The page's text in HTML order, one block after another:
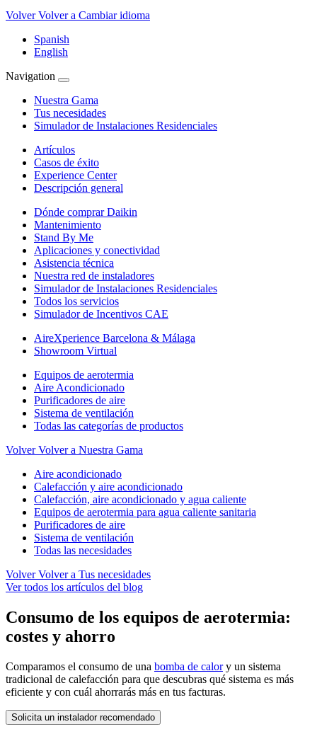
Volver Volver a Cambiar idioma
Spanish
English
Navigation
Nuestra Gama
Tus necesidades
Simulador de Instalaciones Residenciales
Artículos
Casos de éxito
Experience Center
Descripción general
Dónde comprar Daikin
Mantenimiento
Stand By Me
Aplicaciones y conectividad
Asistencia técnica
Nuestra red de instaladores
Simulador de Instalaciones Residenciales
Todos los servicios
Simulador de Incentivos CAE
AireXperience Barcelona & Málaga
Showroom Virtual
Equipos de aerotermia
Aire Acondicionado
Purificadores de aire
Sistema de ventilación
Todas las categorías de productos
Volver Volver a Nuestra Gama
Aire acondicionado
Calefacción y aire acondicionado
Calefacción, aire acondicionado y agua caliente
Equipos de aerotermia para agua caliente sanitaria
Purificadores de aire
Sistema de ventilación
Todas las necesidades
Volver Volver a Tus necesidades
Ver todos los artículos del blog
Consumo de los equipos de aerotermia:
costes y ahorro
Comparamos el consumo de una bomba de calory un sistema
tradicional de calefacción para que descubras qué sistema es más
eficiente y con cuál ahorrarás más en tus facturas.
Solicita un instalador recomendado